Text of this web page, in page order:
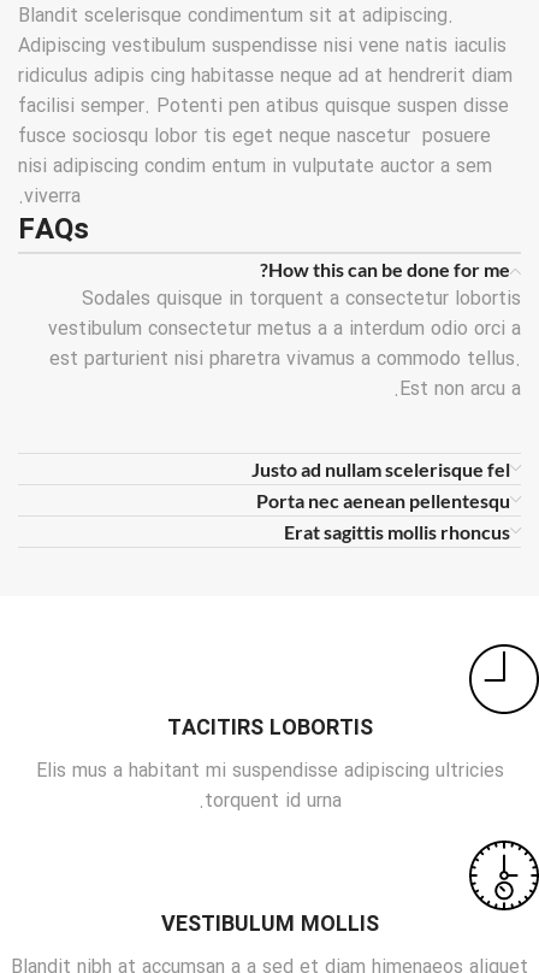
Blandit scelerisque condimentum sit at adipiscing.
Adipiscing vestibulum suspendisse nisi vene natis iaculis
ridiculus adipis cing habitasse neque ad at hendrerit diam
facilisi semper. Potenti pen atibus quisque suspen disse
fusce sociosqu lobor tis eget neque nascetur posuere
nisi adipiscing condim entum in vulputate auctor a sem
viverra.
FAQs
How this can be done for me?
Sodales quisque in torquent a consectetur lobortis
vestibulum consectetur metus a a interdum odio orci a
est parturient nisi pharetra vivamus a commodo tellus.
Est non arcu a.
Justo ad nullam scelerisque fel
Porta nec aenean pellentesqu
Erat sagittis mollis rhoncus
TACITIRS LOBORTIS
Elis mus a habitant mi suspendisse adipiscing ultricies
torquent id urna.
VESTIBULUM MOLLIS